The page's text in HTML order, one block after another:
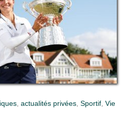
actualités privées Sportif Vie